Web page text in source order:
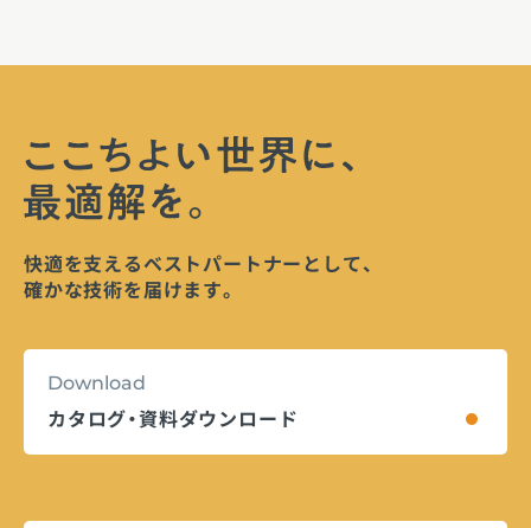
快適を支えるベストパートナーとして、
確かな技術を届けます。
Download
カタログ・資料ダウンロード